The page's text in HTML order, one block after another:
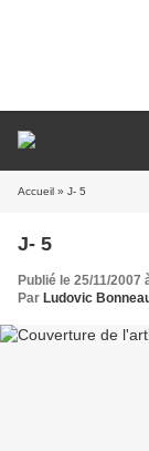
Accueil » J- 5
J- 5
Publié le 25/11/2007
Par Ludovic